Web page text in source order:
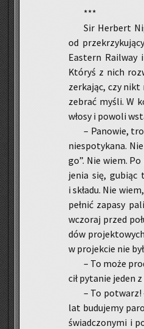
***
Sir Her­bert
od
Eastern Ra­il­way
Któ­ryś z nich
zer­ka­jąc, czy nikt
ze­brać myśli. W
włosy i po­wo­li
– Pa­no­wie,
nie­spo­ty­ka­na.
go”. Nie wiem.
je­nia się, gu­biąc
i skła­du. Nie
peł­nić za­pa­sy
wczo­raj przed
dów
w pro­jek­cie nie
– To może
cił py­ta­nie jeden
– To po­twarz!
lat bu­du­je­my
świad­czo­ny­mi i